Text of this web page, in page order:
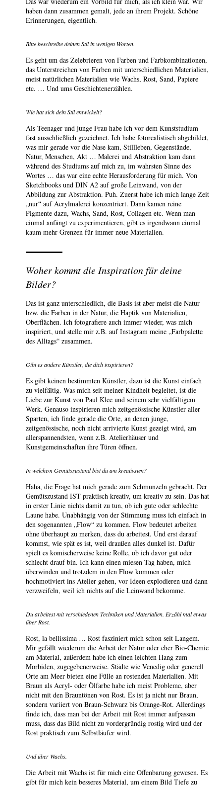
haben dann zusammen gemalt, jede an ihrem Projekt. Schöne
Erinnerungen, eigentlich.
Bitte beschreibe deinen Stil in wenigen Worten.
Es geht um das Zelebrieren von Farben und Farbkombinationen,
das Unterstreichen von Farben mit unterschiedlichen Materialien,
meist natürlichen Materialien wie Wachs, Rost, Sand, Papiere
etc. … Und ums Geschichtenerzählen.
Wie hat sich dein Stil entwickelt?
Als Teenager und junge Frau habe ich vor dem Kunststudium
fast ausschließlich gezeichnet. Ich habe fotorealistisch abgebildet,
was mir gerade vor die Nase kam, Stillleben, Gegenstände,
Natur, Menschen, Akt … Malerei und Abstraktion kam dann
während des Studiums auf mich zu, im wahrsten Sinne des
Wortes … das war eine echte Herausforderung für mich. Von
Sketchbooks und DIN A2 auf große Leinwand, von der
Abbildung zur Abstraktion. Puh. Zuerst habe ich mich lange Zeit
„nur“ auf Acrylmalerei konzentriert. Dann kamen reine
Pigmente dazu, Wachs, Sand, Rost, Collagen etc. Wenn man
einmal anfängt zu experimentieren, gibt es irgendwann einmal
kaum mehr Grenzen für immer neue Materialien.
Woher kommt die Inspiration für deine
Bilder?
Das ist ganz unterschiedlich, die Basis ist aber meist die Natur
bzw. die Farben in der Natur, die Haptik von Materialien,
Oberflächen. Ich fotografiere auch immer wieder, was mich
inspiriert, und stelle mir z.B. auf Instagram meine „Farbpalette
des Alltags“ zusammen.
Gibt es andere Künstler, die dich inspirieren?
Es gibt keinen bestimmten Künstler, dazu ist die Kunst einfach
zu vielfältig. Was mich seit meiner Kindheit begleitet, ist die
Liebe zur Kunst von Paul Klee und seinem sehr vielfältigem
Werk. Genauso inspirieren mich zeitgenössische Künstler aller
Sparten, ich finde gerade die Orte, an denen junge,
zeitgenössische, noch nicht arrivierte Kunst gezeigt wird, am
allerspannendsten, wenn z.B. Atelierhäuser und
Kunstgemeinschaften ihre Türen öffnen.
In welchem Gemütszustand bist du am kreativsten?
Haha, die Frage hat mich gerade zum Schmunzeln gebracht. Der
Gemütszustand IST praktisch kreativ, um kreativ zu sein. Das hat
in erster Linie nichts damit zu tun, ob ich gute oder schlechte
Laune habe. Unabhängig von der Stimmung muss ich einfach in
den sogenannten „Flow“ zu kommen. Flow bedeutet arbeiten
ohne überhaupt zu merken, dass du arbeitest. Und erst darauf
kommst, wie spät es ist, weil draußen alles dunkel ist. Dafür
spielt es komischerweise keine Rolle, ob ich davor gut oder
schlecht drauf bin. Ich kann einen miesen Tag haben, mich
überwinden und trotzdem in den Flow kommen oder
hochmotiviert ins Atelier gehen, vor Ideen explodieren und dann
verzweifeln, weil ich nichts auf die Leinwand bekomme.
Du arbeitest mit verschiedenen Techniken und Materialien. Erzähl mal etwas
über Rost.
Rost, la bellissima … Rost fasziniert mich schon seit Langem.
Mir gefällt wiederum die Arbeit der Natur oder eher Bio-Chemie
am Material, außerdem habe ich einen leichten Hang zum
Morbiden, zugegebenerweise. Städte wie Venedig oder generell
Orte am Meer bieten eine Fülle an rostenden Materialien. Mit
Braun als Acryl- oder Ölfarbe habe ich meist Probleme, aber
nicht mit den Brauntönen von Rost. Es ist ja nicht nur Braun,
sondern variiert von Braun-Schwarz bis Orange-Rot. Allerdings
finde ich, dass man bei der Arbeit mit Rost immer aufpassen
muss, dass das Bild nicht zu vordergründig rostig wird und der
Rost praktisch zum Selbstläufer wird.
Und über Wachs.
Die Arbeit mit Wachs ist für mich eine Offenbarung gewesen. Es
gibt für mich kein besseres Material, um einem Bild Tiefe zu